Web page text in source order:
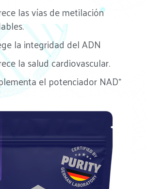
las vías de metilación
la integridad del ADN
la salud cardiovascular.
el potenciador NAD⁺